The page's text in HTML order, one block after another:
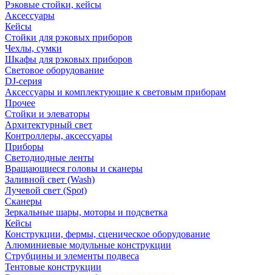
Рэковые стойки, кейсы
Аксессуары
Кейсы
Стойки для рэковых приборов
Чехлы, сумки
Шкафы для рэковых приборов
Световое оборудование
DJ-серия
Аксессуары и комплектующие к световым приборам
Прочее
Стойки и элеваторы
Архитектурный свет
Контроллеры, аксессуары
Приборы
Светодиодные ленты
Вращающиеся головы и сканеры
Заливной свет (Wash)
Лучевой свет (Spot)
Сканеры
Зеркальные шары, моторы и подсветка
Кейсы
Конструкции, фермы, сценическое оборудование
Алюминиевые модульные конструкции
Струбцины и элементы подвеса
Тентовые конструкции